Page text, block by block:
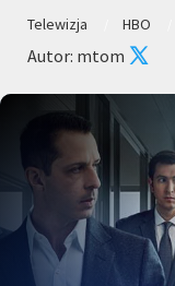
Telewizja HBO
Autor: mtom